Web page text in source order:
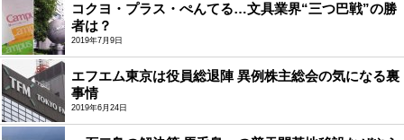
コクヨ・プラス・ぺんてる…文具業界“三つ巴戦”の勝
者は？
2019年7月9日
エフエム東京は役員総退陣 異例株主総会の気になる裏
事情
2019年6月24日